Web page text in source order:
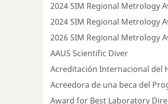
2024 SIM Regional Metrology
2024 SIM Regional Metrology
2026 SIM Regional Metrology
AAUS Scientific Diver
Acreditación Internacional del
Acreedora de una beca del
Award for Best Laboratory